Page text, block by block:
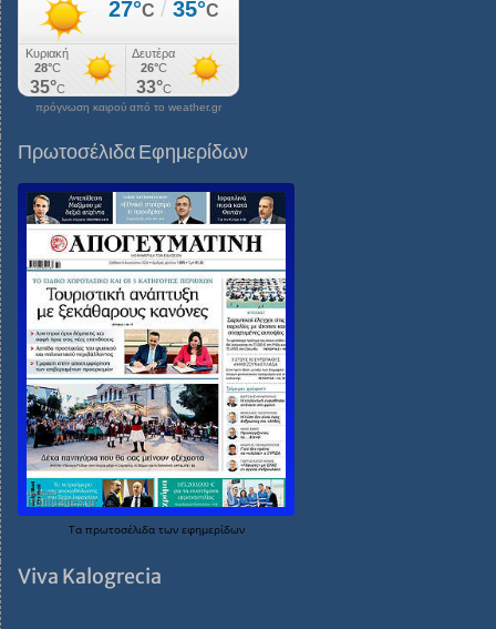
πρόγνωση καιρού από το weather.gr
Πρωτοσέλιδα Εφημερίδων
Τα πρωτοσέλιδα των εφημερίδων
Viva Kalogrecia